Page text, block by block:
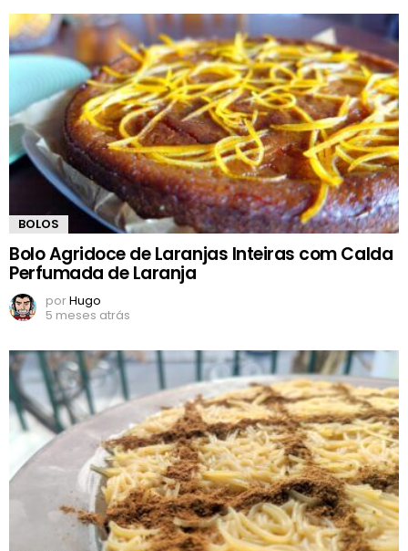
BOLOS
Bolo Agridoce de Laranjas Inteiras com Calda
Perfumada de Laranja
porHugo
5 meses atrás